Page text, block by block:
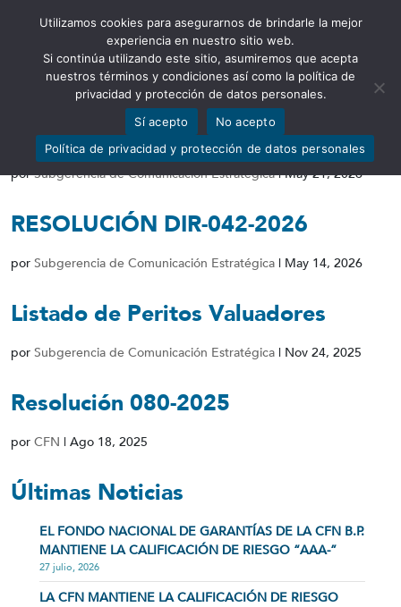
Abrir barra de herramientas
Listado de Peritos Valuadores
porSubgerencia de Comunicación Estratégica|May 21, 2026
RESOLUCIÓN DIR-042-2026
por Subgerencia de Comunicación Estratégica | May 14, 2026
Listado de Peritos Valuadores
por Subgerencia de Comunicación Estratégica | Nov 24, 2025
Resolución 080-2025
por CFN | Ago 18, 2025
Últimas Noticias
EL FONDO NACIONAL DE GARANTÍAS DE LA CFN B.P.
MANTIENE LA CALIFICACIÓN DE RIESGO “AAA-”
27 julio, 2026
LA CFN MANTIENE LA CALIFICACIÓN DE RIESGO
Utilizamos cookies para asegurarnos de brindarle la mejor
experiencia en nuestro sitio web.
Si continúa utilizando este sitio, asumiremos que acepta
nuestros términos y condiciones así como la política de
privacidad y protección de datos personales.
Sí acepto
No acepto
Política de privacidad y protección de datos personales